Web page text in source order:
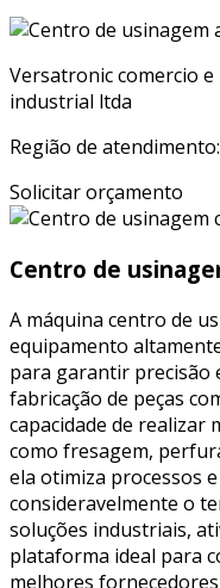
Versatronic comercio
industrial ltda
Região de
Solicitar orçamento
Centro de
A máquina centro de
equipamento
para garantir precisão
fabricação de peças
capacidade de realizar
como fresagem,
ela otimiza processos
consideravelmente o
soluções industriais,
plataforma ideal para
melhores